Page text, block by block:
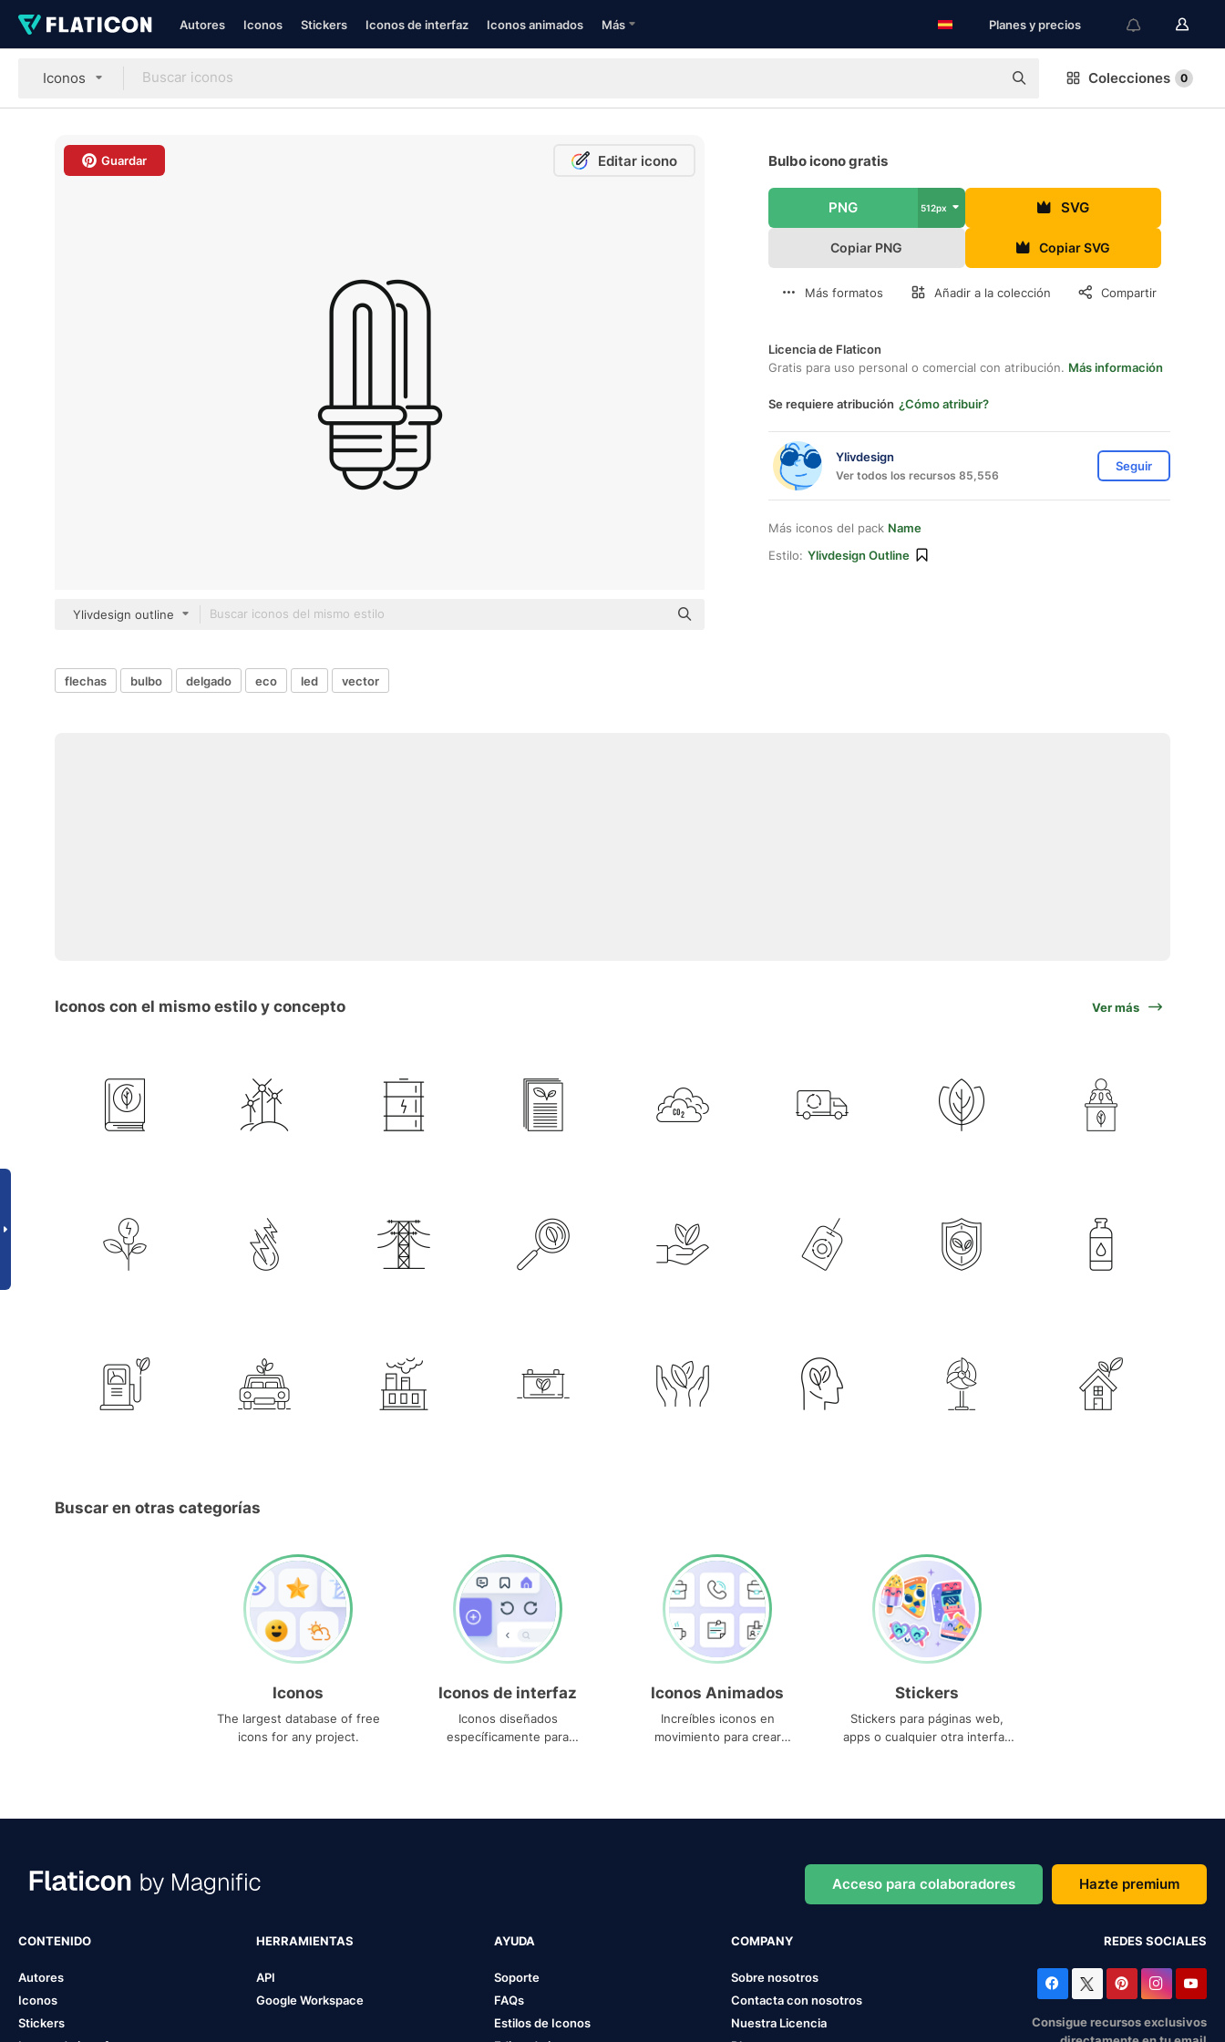
Autores Iconos Stickers Iconos de interfaz Iconos animados Más Planes y precios
Iconos Colecciones 0
Guardar Editar icono
Ylivdesign outline
Bulbo icono gratis
PNG 512px SVG
Copiar PNG Copiar SVG
Más formatos Añadir a la colección Compartir
Licencia de Flaticon
Gratis para uso personal o comercial con atribución. Más información
Se requiere atribución ¿Cómo atribuir?
Ylivdesign
Ver todos los recursos 85,556
Seguir
Más iconos del pack Name
Estilo: Ylivdesign Outline
flechas bulbo delgado eco led vector
Iconos con el mismo estilo y concepto Ver más
Buscar en otras categorías
Iconos
The largest database of free
icons for any project.
Iconos de interfaz
Iconos diseñados
específicamente para
Iconos Animados
Increíbles iconos en
movimiento para crear
Stickers
Stickers para páginas web,
apps o cualquier otra interfaz
Acceso para colaboradores Hazte premium
CONTENIDO
Autores
Iconos
Stickers
HERRAMIENTAS
API
Google Workspace
AYUDA
Soporte
FAQs
Estilos de Iconos
COMPANY
Sobre nosotros
Contacta con nosotros
Nuestra Licencia
REDES SOCIALES
Consigue recursos exclusivos